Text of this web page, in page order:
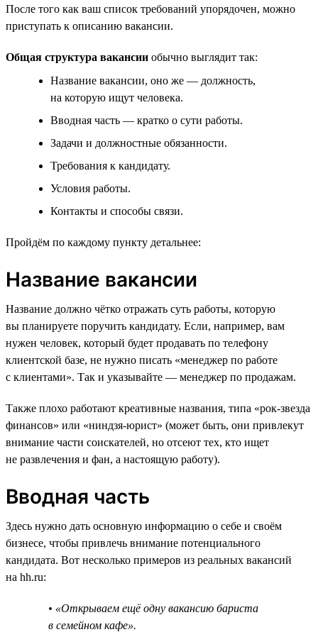
После того как ваш список требований упорядочен, можно
приступать к описанию вакансии.
Общая структура вакансии обычно выглядит так:
Название вакансии, оно же — должность,
на которую ищут человека.
Вводная часть — кратко о сути работы.
Задачи и должностные обязанности.
Требования к кандидату.
Условия работы.
Контакты и способы связи.
Пройдём по каждому пункту детальнее:
Название вакансии
Название должно чётко отражать суть работы, которую
вы планируете поручить кандидату. Если, например, вам
нужен человек, который будет продавать по телефону
клиентской базе, не нужно писать «менеджер по работе
с клиентами». Так и указывайте — менеджер по продажам.
Также плохо работают креативные названия, типа «рок-звезда
финансов» или «ниндзя-юрист» (может быть, они привлекут
внимание части соискателей, но отсеют тех, кто ищет
не развлечения и фан, а настоящую работу).
Вводная часть
Здесь нужно дать основную информацию о себе и своём
бизнесе, чтобы привлечь внимание потенциального
кандидата. Вот несколько примеров из реальных вакансий
на hh.ru:
• «Открываем ещё одну вакансию бариста
в семейном кафе».